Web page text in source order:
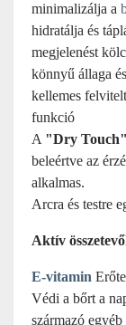
minimalizálja a
hidratálja és
megjelenést
könnyű állaga
kellemes
funkció
A "Dry
beleértve az
alkalmas.
Arcra és testre
Aktív
E-vitamin
Védi a bőrt a
származó